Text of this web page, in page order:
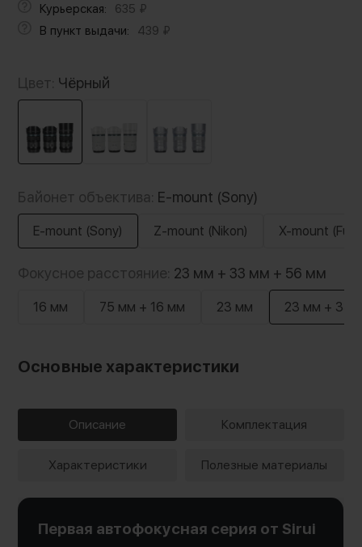
Курьерская: 635 ₽
В пункт выдачи:
439 ₽
Цвет: Чёрный
Байонет объектива: E-mount (Sony)
E-mount (Sony) Z-mount (Nikon) X-mount
Фокусное расстояние: 23 мм + 33 мм + 56 мм
16 мм 75 мм + 16 мм 23 мм 23 мм + 33
Основные характеристики
Описание Комплектация
Характеристики Полезные материалы
Первая автофокусная серия от Sirui